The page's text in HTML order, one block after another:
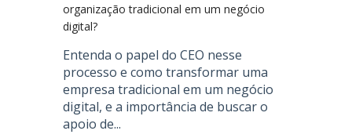
organização tradicional em um negócio
digital?
Entenda o papel do CEO nesse
processo e como transformar uma
empresa tradicional em um negócio
digital, e a importância de buscar o
apoio de...